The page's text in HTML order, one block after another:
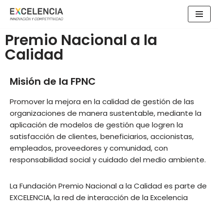
al
contenido
Premio Nacional a la
Calidad
Misión de la FPNC
Promover la mejora en la calidad de gestión de las
organizaciones de manera sustentable, mediante la
aplicación de modelos de gestión que logren la
satisfacción de clientes, beneficiarios, accionistas,
empleados, proveedores y comunidad, con
responsabilidad social y cuidado del medio ambiente.
La Fundación Premio Nacional a la Calidad es parte de
EXCELENCIA, la red de interacción de la Excelencia